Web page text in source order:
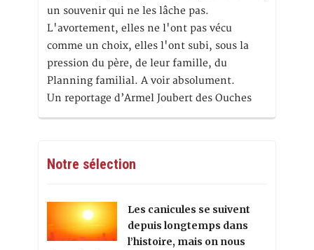
un souvenir qui ne les lâche pas.
L'avortement, elles ne l'ont pas vécu
comme un choix, elles l'ont subi, sous la
pression du père, de leur famille, du
Planning familial. A voir absolument.
Un reportage d’Armel Joubert des Ouches
Notre sélection
Les canicules se suivent
depuis longtemps dans
l’histoire, mais on nous